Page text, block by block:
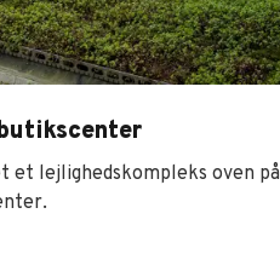
et lejlighedskompleks oven på